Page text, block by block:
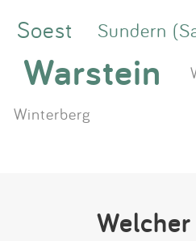
Soest Sundern
Warstein
Winterberg